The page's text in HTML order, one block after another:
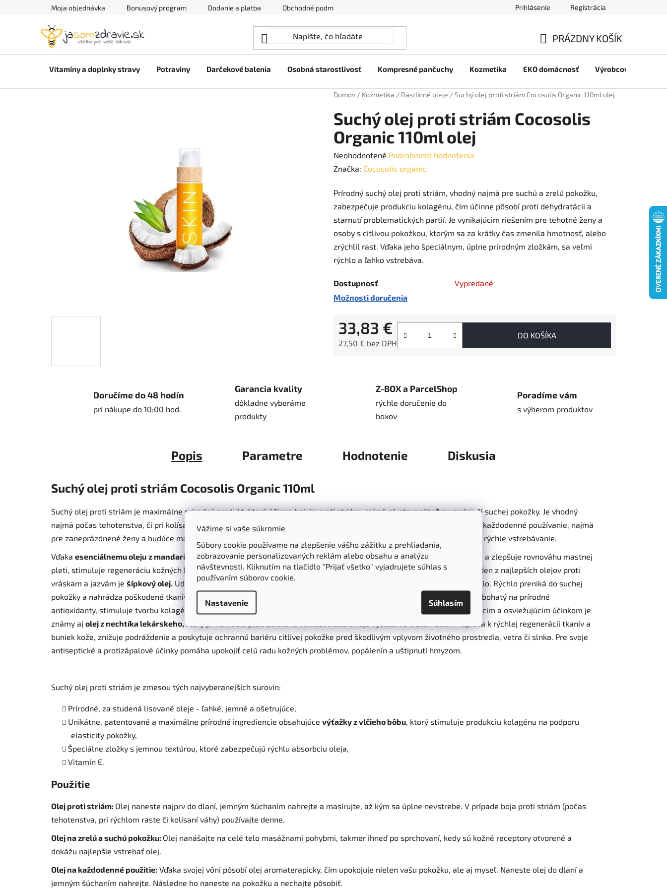
Vážime si vaše súkromie
Súbory cookie používame na zlepšenie vášho zážitku z prehliadania,
zobrazovanie personalizovaných reklám alebo obsahu a analýzu
návštevnosti. Kliknutím na tlačidlo "Prijať všetko" vyjadrujete súhlas s
používaním súborov cookie.
Nastavenie Súhlasím
Moja objednávka Bonusový program Dodanie a platba Obchodné podmienky Prihlásenie Registrácia
KOŠÍK
PRÁZDNY KOŠÍK
Vitamíny a doplnky stravy Potraviny Darčekové balenia Osobná starostlivosť Kompresné pančuchy Kozmetika EKO domácnosť Výrobcovia
Domov / Kozmetika / Rastlinné oleje /Suchý olej proti striám Cocosolis Organic 110ml olej
Suchý olej proti striám Cocosolis
Organic 110ml olej
Priemerné
hodnotenie
je
0,0
z
5
hviezdičiek.
Neohodnotené Podrobnosti hodnotenia
Značka: Cocosolis organic
Prírodný suchý olej proti striám, vhodný najmä pre suchú a zrelú pokožku,
zabezpečuje produkciu kolagénu, čím účinne pôsobí proti dehydratácii a
starnutí problematických partií. Je vynikajúcim riešením pre tehotné ženy a
osoby s citlivou pokožkou, ktorým sa za krátky čas zmenila hmotnosť, alebo
zrýchlil rast. Vďaka jeho špeciálnym, úplne prírodným zložkám, sa veľmi
rýchlo a ľahko vstrebáva.
Dostupnosť
Vypredané
Možnosti doručenia
33,83 €
27,50 € bez DPH
DO KOŠÍKA
Doručíme do 48 hodín
pri nákupe do 10:00 hod.
Garancia kvality
dôkladne vyberáme
produkty
Z-BOX a ParcelShop
rýchle doručenie do
boxov
Poradíme vám
s výberom produktov
Popis Parametre Hodnotenie Diskusia
Suchý olej proti striám Cocosolis Organic 110ml
Suchý olej proti striám je maximálne prírodný produkt, ktorý účinne bojuje proti striám, najmä ak ste majiteľkou zrelej, či suchej pokožky. Je vhodný
najmä počas tehotenstva, či pri kolísaní hmotnosti a rýchlom raste. Je preto vhodný aj pre mladšie ročníky. Je vhodný na každodenné používanie, najmä
pre zaneprázdnené ženy a budúce mamičky.
Olej má príjemnú mandarínkovú vôňu a jemnú textúru, čo zabezpečuje jeho rýchle vstrebávanie.
Vďaka esenciálnemu oleju z mandarínkypomáha napínať pokožku, ktorá sa stáva jemnou a hebkou. Zároveň omladzuje a zlepšuje rovnováhu mastnej
pleti, stimuluje regeneráciu kožných buniek a prispieva k lepšej štruktúre pokožky. Ďalšou účinnou zložkou a zároveň jeden z najlepších olejov proti
vráskam a jazvám je šípkový olej. Udržuje optimálnu rovnováhu mastných kyselín a zároveň pôsobí ako zvlhčujúce činidlo. Rýchlo preniká do suchej
pokožky a nahrádza poškodené tkanivá novými a zdravými, čím dodáva žiarivú farbu pleti.
je mimoriadne bohatý na prírodné
antioxidanty, stimuluje tvorbu kolagénu, čím dodáva pokožke pružnosť a pôsobí tak ako prevencia vzniku strií. Upokojujúcim a osviežujúcim účinkom je
známy aj olej z nechtíka lekárskeho, ktorý prinavracia pleti stratenú vlhkosť a zabraňuje vysúšaniu a starnutiu. Prispieva k rýchlej regenerácii tkanív a
buniek kože, znižuje podráždenie a poskytuje ochrannú bariéru citlivej pokožke pred škodlivým vplyvom životného prostredia, vetra či slnka. Pre svoje
antiseptické a protizápalové účinky pomáha upokojiť celú radu kožných problémov, popálenín a uštipnutí hmyzom.
Suchý olej proti striám je zmesou tých najvyberanejších surovín:
Prírodné, za studená lisované oleje - ľahké, jemné a ošetrujúce,
Unikátne, patentované a maximálne prírodné ingrediencie obsahujúce výťažky z vlčieho bôbu , ktorý stimuluje produkciu kolagénu na podporu
elasticity pokožky,
Špeciálne zložky s jemnou textúrou, ktoré zabezpečujú rýchlu absorbciu oleja,
Vitamín E.
Použitie
Olej proti striám: Olej naneste najprv do dlaní, jemným šúchaním nahrejte a masírujte, až kým sa úplne nevstrebe. V prípade boja proti striám (počas
tehotenstva, pri rýchlom raste či kolísaní váhy) používajte denne.
Olej na zrelú a suchú pokožku: Olej nanášajte na celé telo masážnami pohybmi, takmer ihneď po sprchovaní, kedy sú kožné receptory otvorené a
dokážu najlepšie vstrebať olej.
Olej na každodenné použitie: Vďaka svojej vôni pôsobí olej aromaterapicky, čím upokojuje nielen vašu pokožku, ale aj myseľ. Naneste olej do dlaní a
jemným šúchaním nahrejte. Následne ho naneste na pokožku a nechajte pôsobiť.